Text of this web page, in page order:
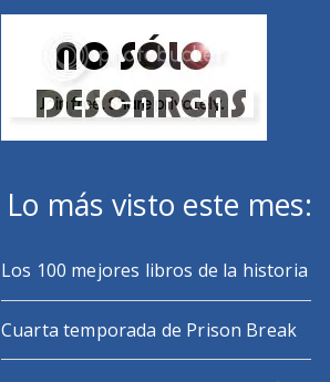
Lo más visto este mes:
Los 100 mejores libros de la historia
Cuarta temporada de Prison Break